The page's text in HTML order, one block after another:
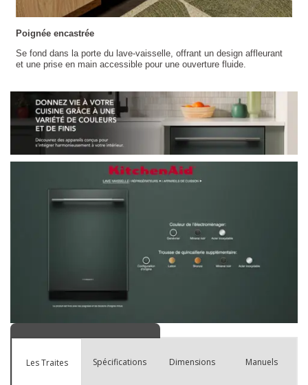
Les Traites Spécifications Dimensions Manuels